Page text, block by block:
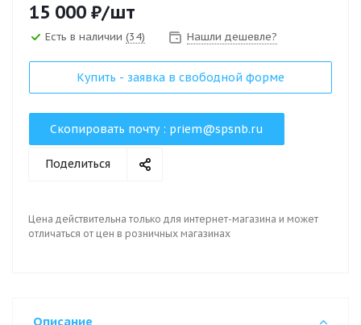
15 000 ₽/шт
Есть в наличии (34) Нашли дешевле?
Купить - заявка в свободной форме
Скопировать почту : priem@spsnb.ru
Поделиться
Цена действительна только для интернет-магазина и может
отличаться от цен в розничных магазинах
Описание